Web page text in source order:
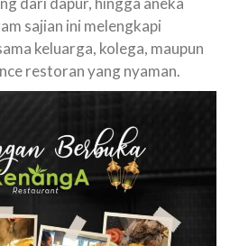
sajian ini melengkapi
keluarga, kolega, maupun
restoran yang nyaman.